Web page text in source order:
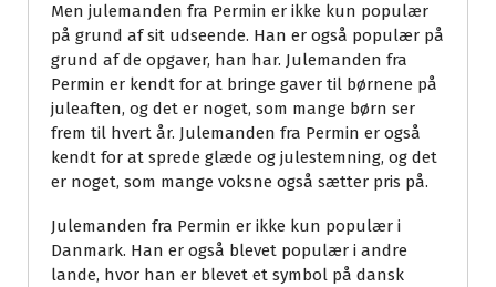
Men julemanden fra Permin er ikke kun populær
på grund af sit udseende. Han er også populær på
grund af de opgaver, han har. Julemanden fra
Permin er kendt for at bringe gaver til børnene på
juleaften, og det er noget, som mange børn ser
frem til hvert år. Julemanden fra Permin er også
kendt for at sprede glæde og julestemning, og det
er noget, som mange voksne også sætter pris på.
Julemanden fra Permin er ikke kun populær i
Danmark. Han er også blevet populær i andre
lande, hvor han er blevet et symbol på dansk